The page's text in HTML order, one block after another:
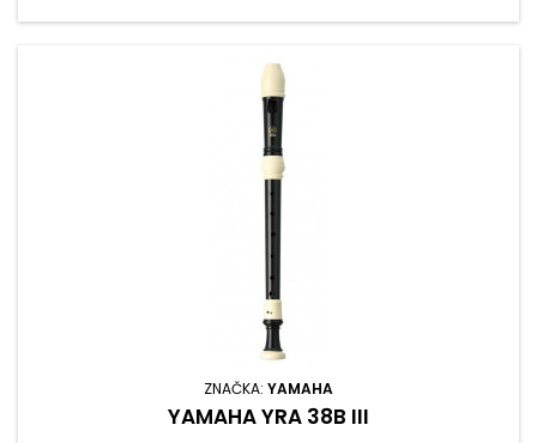
ZNAČKA: YAMAHA
YAMAHA YRA 38B III